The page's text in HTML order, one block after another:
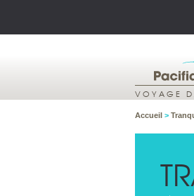
VOYAGE
Accueil >